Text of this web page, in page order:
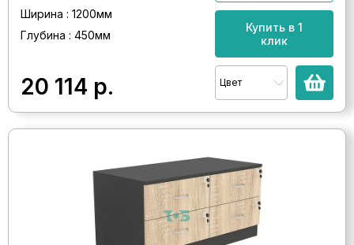
Ширина : 1200мм
Глубина : 450мм
20 114 р.
Купить в 1
клик
Цвет